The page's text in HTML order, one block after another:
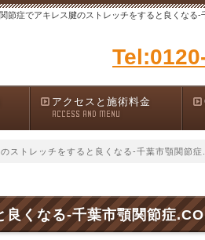
節症でアキレス腱のストレッチをすると良くなる-
アクセスと施術料金
ACCESS AND MENU
ストレッチをすると良くなる-千葉市顎関節症
くなる-千葉市顎関節症